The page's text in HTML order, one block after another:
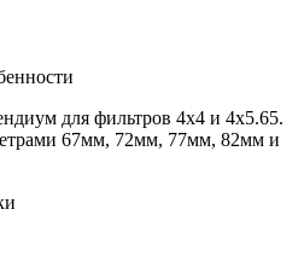
для фильтров 4х4 и 4х5.65.
67мм, 72мм, 77мм, 82мм и